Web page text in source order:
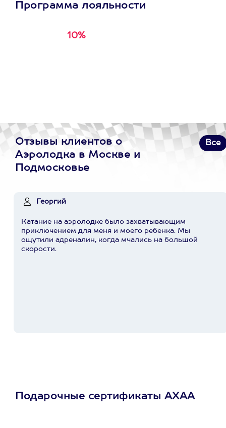
Программа лояльности
10%
Отзывы клиентов о
Аэролодка в Москве и
Подмосковье
Все
Георгий
Катание на аэролодке было захватывающим
приключением для меня и моего ребенка. Мы
ощутили адреналин, когда мчались на большой
скорости.
Подарочные сертификаты АХАА